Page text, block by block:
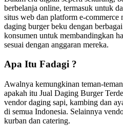
berbelanja online, termasuk untuk
situs web dan platform e-commerce
daging burger beku dengan
konsumen untuk membandingkan
sesuai dengan anggaran mereka.
Apa Itu Fadagi ?
Awalnya kemungkinan teman-
apakah itu Jual Daging Burger
vendor daging sapi, kambing dan
di semua Indonesia. Selainnya
kurban dan catering.